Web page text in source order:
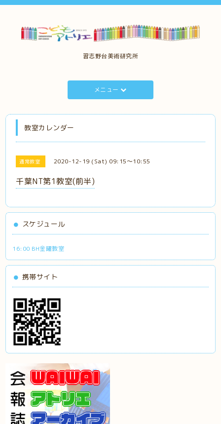
習志野台美術研究所
メニュー
教室カレンダー
通常教室 2020-12-19 (Sat) 09:15～10:55
千葉NT第1教室(前半)
スケジュール
16:00 BH金曜教室
携帯サイト